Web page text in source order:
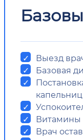
Выезд
Базовая
Витамины
Врач